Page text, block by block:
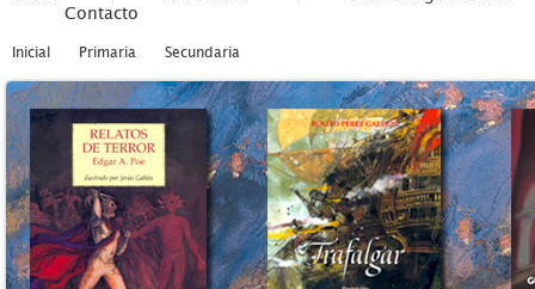
Contacto
Inicial Primaria Secundaria